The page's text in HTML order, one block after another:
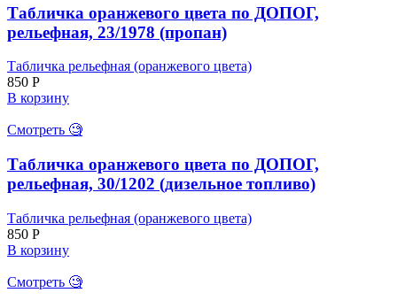
Табличка оранжевого цвета по ДОПОГ,
рельефная, 23/1978 (пропан)
Табличка рельефная (оранжевого цвета)
850 Р
В корзину
Смотреть 🧐
Табличка оранжевого цвета по ДОПОГ,
рельефная, 30/1202 (дизельное топливо)
Табличка рельефная (оранжевого цвета)
850 Р
В корзину
Смотреть 🧐